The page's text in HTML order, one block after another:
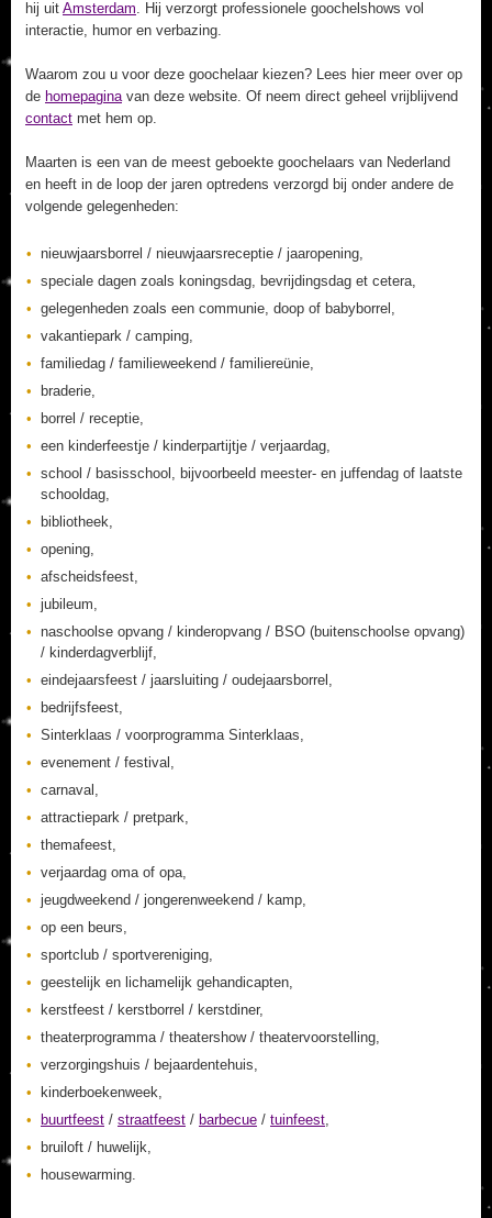
hij uit Amsterdam. Hij verzorgt professionele goochelshows vol
interactie, humor en verbazing.
Waarom zou u voor deze goochelaar kiezen? Lees hier meer over op
de homepaginavan deze website. Of neem direct geheel vrijblijvend
contact met hem op.
Maarten is een van de meest geboekte goochelaars van Nederland
en heeft in de loop der jaren optredens verzorgd bij onder andere de
volgende gelegenheden:
nieuwjaarsborrel / nieuwjaarsreceptie / jaaropening,
speciale dagen zoals koningsdag, bevrijdingsdag et cetera,
gelegenheden zoals een communie, doop of babyborrel,
vakantiepark / camping,
familiedag / familieweekend / familiereünie,
braderie,
borrel / receptie,
een kinderfeestje / kinderpartijtje / verjaardag,
school / basisschool, bijvoorbeeld meester- en juffendag of laatste
schooldag,
bibliotheek,
opening,
afscheidsfeest,
jubileum,
naschoolse opvang / kinderopvang / BSO (buitenschoolse opvang)
/ kinderdagverblijf,
eindejaarsfeest / jaarsluiting / oudejaarsborrel,
bedrijfsfeest,
Sinterklaas / voorprogramma Sinterklaas,
evenement / festival,
carnaval,
attractiepark / pretpark,
themafeest,
verjaardag oma of opa,
jeugdweekend / jongerenweekend / kamp,
op een beurs,
sportclub / sportvereniging,
geestelijk en lichamelijk gehandicapten,
kerstfeest / kerstborrel / kerstdiner,
theaterprogramma / theatershow / theatervoorstelling,
verzorgingshuis / bejaardentehuis,
kinderboekenweek,
buurtfeest / straatfeest / barbecue / tuinfeest,
bruiloft / huwelijk,
housewarming.